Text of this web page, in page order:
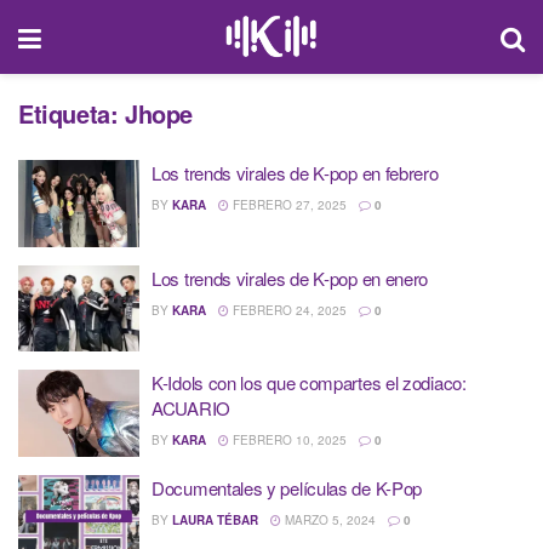
Etiqueta: Jhope
Los trends virales de K-pop en febrero
BY KARA FEBRERO 27, 2025 0
Los trends virales de K-pop en enero
BY KARA FEBRERO 24, 2025 0
K-Idols con los que compartes el zodiaco:
ACUARIO
BY KARA FEBRERO 10, 2025 0
Documentales y películas de K-Pop
BY LAURA TÉBAR MARZO 5, 2024 0